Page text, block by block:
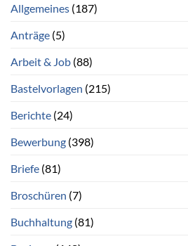
Allgemeines (187)
Anträge (5)
Arbeit & Job (88)
Bastelvorlagen (215)
Berichte (24)
Bewerbung (398)
Briefe (81)
Broschüren (7)
Buchhaltung (81)